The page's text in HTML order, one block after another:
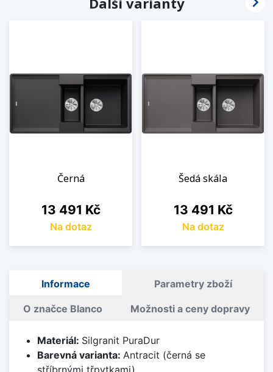
Černá
Cena
13 491 Kč
Na dotaz
Šedá skála
Cena
13 491 Kč
Na dotaz
Informace Parametry zboží
O značce Blanco Možnosti a ceny dopravy
Materiál: Silgranit PuraDur
Barevná varianta: Antracit (černá se
stříbrnými třpytkami)